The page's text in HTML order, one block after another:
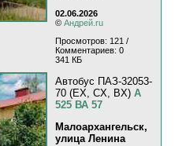
02.06.2026
© Андрей.ru
Просмотров: 121 /
Комментариев: 0
341 КБ
Автобус ПАЗ-32053-
70 (EX, CX, BX) А
525 ВА 57
Малоархангельск,
улица Ленина